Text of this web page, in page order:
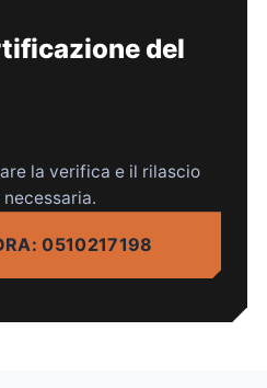
del
la verifica e il rilascio
0510217198